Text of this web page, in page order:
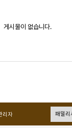
게시물이 없습니다.
리자